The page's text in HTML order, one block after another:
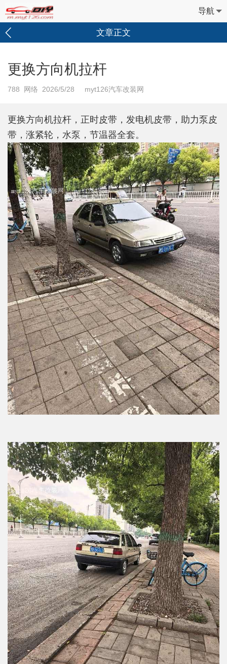
导航
文章正文
更换方向机拉杆
788 网络 2026/5/28 myt126汽车改装网
更换方向机拉杆，正时皮带，发电机皮带，助力泵皮
带，涨紧轮，水泵，节温器全套。